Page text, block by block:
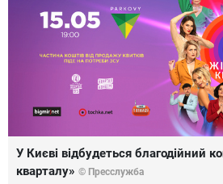
У Києві відбудеться благодійний
кварталу» © Пресслужба